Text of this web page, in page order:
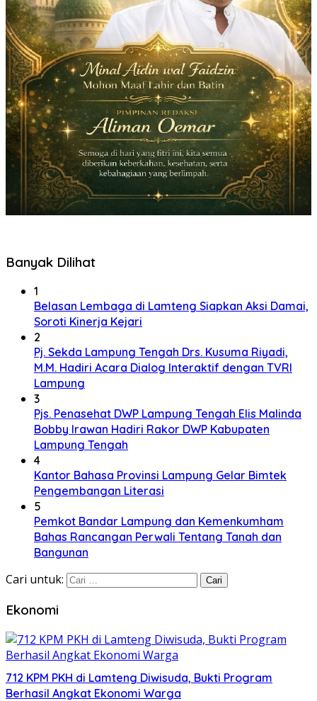
Banyak Dilihat
1
Belasan Lembaga di Lamteng Siapkan Aksi Damai,
Soroti Kinerja Kejari
2
Pj. Sekda Lampung Tengah Drs. Kusuma Riyadi,
M.M. Hadiri Acara Dialog Interaktif dengan TVRI
Lampung
3
Pjs. Penasehat DWP Lampung Tengah Elis Malinda
Bobby Irawan Hadiri Rakor DWP Kabupaten
Lampung Tengah
4
Kantor Bahasa Provinsi Lampung Gelar Bimtek
Pengembangan Literasi
5
Pemkot Bandar Lampung dan Kemenkumham
Bahas Rancangan Perwali Tentang Tanah dan
Bangunan
Cari untuk:
Ekonomi
712 KPM PKH di Lamteng Diwisuda, Bukti Program
Berhasil Angkat Ekonomi Warga